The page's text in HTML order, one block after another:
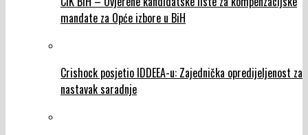
mandate za Opće izbore u BiH
Crishock posjetio IDDEEA-u: Zajednička opredijeljenost za
nastavak saradnje